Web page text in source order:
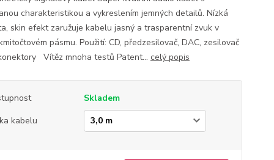
charakteristikou a vykreslením jemných detailů. Nízká
skin efekt zaružuje kabelu jasný a trasparentní zvuk v
pásmu. Použití: CD, předzesilovač, DAC, zesilovač
Vítěz mnoha testů Patent... celý popis
Skladem
kabelu